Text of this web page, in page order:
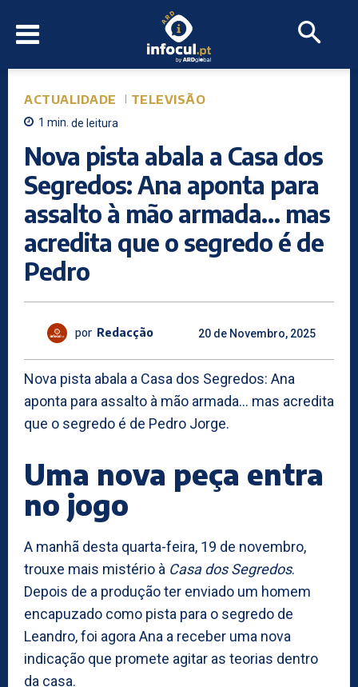
ACTUALIDADE TELEVISÃO
1 min. de leitura
Nova pista abala a Casa dos
Segredos: Ana aponta para
assalto à mão armada… mas
acredita que o segredo é de
Pedro
por Redacção 20 de Novembro, 2025
Nova pista abala a Casa dos Segredos: Ana
aponta para assalto à mão armada… mas acredita
que o segredo é de Pedro Jorge.
Uma nova peça entra
no jogo
A manhã desta quarta-feira, 19 de novembro,
trouxe mais mistério à Casa dos Segredos.
Depois de a produção ter enviado um homem
encapuzado como pista para o segredo de
Leandro, foi agora Ana a receber uma nova
indicação que promete agitar as teorias dentro
da casa.